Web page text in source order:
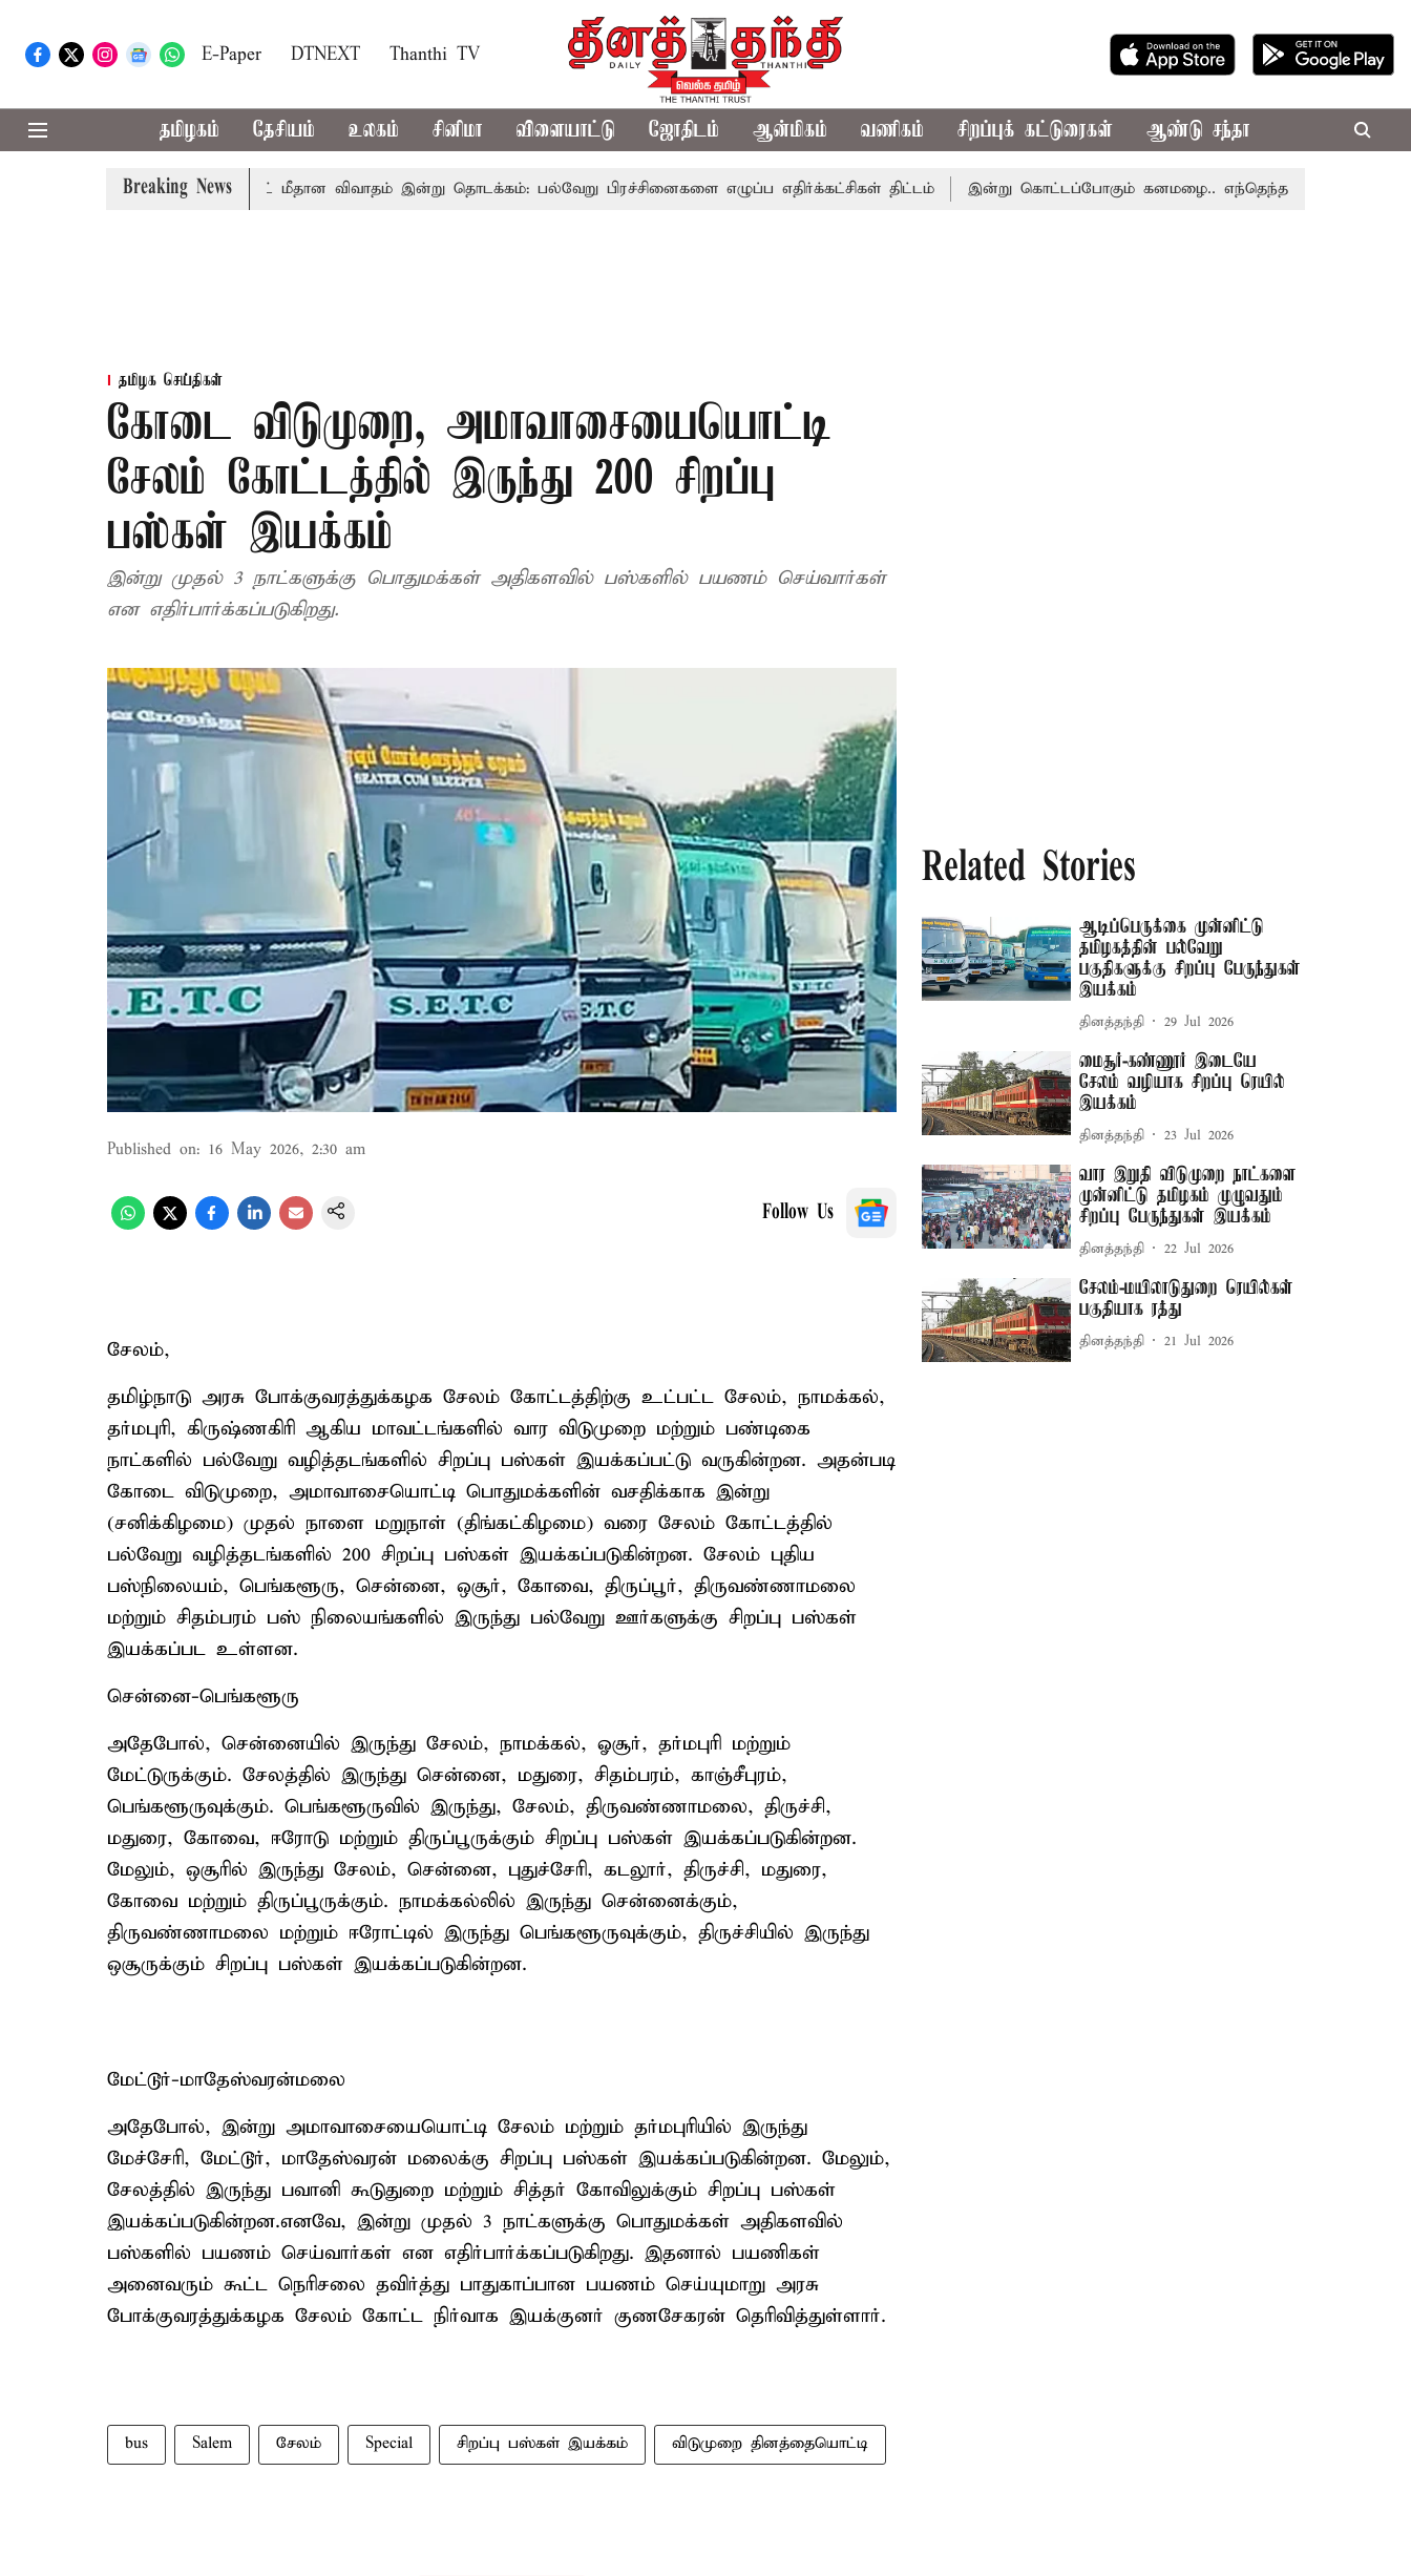
E-Paper DTNEXT Thanthi TV
தமிழகம் தேசியம் உலகம் சினிமா விளையாட்டு ஜோதிடம் ஆன்மிகம் வணிகம் சிறப்புக் கட்டுரைகள் ஆண்டு சந்தா
Breaking News
சட்டசபையில் பட்ஜெட் மீதான விவாதம் இன்று தொடக்கம்: பல்வேறு பிரச்சினைகளை எழுப்ப எதிர்க்கட்சிகள் திட்டம் இன்று கொட்டப்போகும் கனமழை.. எந்தெந்த மாவட்டங்களில்
தமிழக செய்திகள்
கோடை விடுமுறை, அமாவாசையையொட்டி
சேலம் கோட்டத்தில் இருந்து 200 சிறப்பு
பஸ்கள் இயக்கம்
இன்று முதல் 3 நாட்களுக்கு பொதுமக்கள் அதிகளவில் பஸ்களில் பயணம் செய்வார்கள்
என எதிர்பார்க்கப்படுகிறது.
Published on: 16 May 2026, 2:30 am
Follow Us
சேலம்,
தமிழ்நாடு அரசு போக்குவரத்துக்கழக சேலம் கோட்டத்திற்கு உட்பட்ட சேலம், நாமக்கல்,
தர்மபுரி, கிருஷ்ணகிரி ஆகிய மாவட்டங்களில் வார விடுமுறை மற்றும் பண்டிகை
நாட்களில் பல்வேறு வழித்தடங்களில் சிறப்பு பஸ்கள் இயக்கப்பட்டு வருகின்றன. அதன்படி
கோடை விடுமுறை, அமாவாசையொட்டி பொதுமக்களின் வசதிக்காக இன்று
(சனிக்கிழமை) முதல் நாளை மறுநாள் (திங்கட்கிழமை) வரை சேலம் கோட்டத்தில்
பல்வேறு வழித்தடங்களில் 200 சிறப்பு பஸ்கள் இயக்கப்படுகின்றன. சேலம் புதிய
பஸ்நிலையம், பெங்களூரு, சென்னை, ஒசூர், கோவை, திருப்பூர், திருவண்ணாமலை
மற்றும் சிதம்பரம் பஸ் நிலையங்களில் இருந்து பல்வேறு ஊர்களுக்கு சிறப்பு பஸ்கள்
இயக்கப்பட உள்ளன.
சென்னை-பெங்களூரு
அதேபோல், சென்னையில் இருந்து சேலம், நாமக்கல், ஓசூர், தர்மபுரி மற்றும்
மேட்டுருக்கும். சேலத்தில் இருந்து சென்னை, மதுரை, சிதம்பரம், காஞ்சீபுரம்,
பெங்களூருவுக்கும். பெங்களூருவில் இருந்து, சேலம், திருவண்ணாமலை, திருச்சி,
மதுரை, கோவை, ஈரோடு மற்றும் திருப்பூருக்கும் சிறப்பு பஸ்கள் இயக்கப்படுகின்றன.
மேலும், ஒசூரில் இருந்து சேலம், சென்னை, புதுச்சேரி, கடலூர், திருச்சி, மதுரை,
கோவை மற்றும் திருப்பூருக்கும். நாமக்கல்லில் இருந்து சென்னைக்கும்,
திருவண்ணாமலை மற்றும் ஈரோட்டில் இருந்து பெங்களூருவுக்கும், திருச்சியில் இருந்து
ஒசூருக்கும் சிறப்பு பஸ்கள் இயக்கப்படுகின்றன.
மேட்டூர்-மாதேஸ்வரன்மலை
அதேபோல், இன்று அமாவாசையையொட்டி சேலம் மற்றும் தர்மபுரியில் இருந்து
மேச்சேரி, மேட்டூர், மாதேஸ்வரன் மலைக்கு சிறப்பு பஸ்கள் இயக்கப்படுகின்றன. மேலும்,
சேலத்தில் இருந்து பவானி கூடுதுறை மற்றும் சித்தர் கோவிலுக்கும் சிறப்பு பஸ்கள்
இயக்கப்படுகின்றன.எனவே, இன்று முதல் 3 நாட்களுக்கு பொதுமக்கள் அதிகளவில்
பஸ்களில் பயணம் செய்வார்கள் என எதிர்பார்க்கப்படுகிறது. இதனால் பயணிகள்
அனைவரும் கூட்ட நெரிசலை தவிர்த்து பாதுகாப்பான பயணம் செய்யுமாறு அரசு
போக்குவரத்துக்கழக சேலம் கோட்ட நிர்வாக இயக்குனர் குணசேகரன் தெரிவித்துள்ளார்.
bus Salem சேலம் Special சிறப்பு பஸ்கள் இயக்கம் விடுமுறை தினத்தையொட்டி
Related Stories
ஆடிப்பெருக்கை முன்னிட்டு
தமிழகத்தின் பல்வேறு
பகுதிகளுக்கு சிறப்பு பேருந்துகள்
இயக்கம்
தினத்தந்தி 29 Jul 2026
மைசூர்-கண்ணூர் இடையே
சேலம் வழியாக சிறப்பு ரெயில்
இயக்கம்
தினத்தந்தி 23 Jul 2026
வார இறுதி விடுமுறை நாட்களை
முன்னிட்டு தமிழகம் முழுவதும்
சிறப்பு பேருந்துகள் இயக்கம்
தினத்தந்தி 22 Jul 2026
சேலம்-மயிலாடுதுறை ரெயில்கள்
பகுதியாக ரத்து
தினத்தந்தி 21 Jul 2026